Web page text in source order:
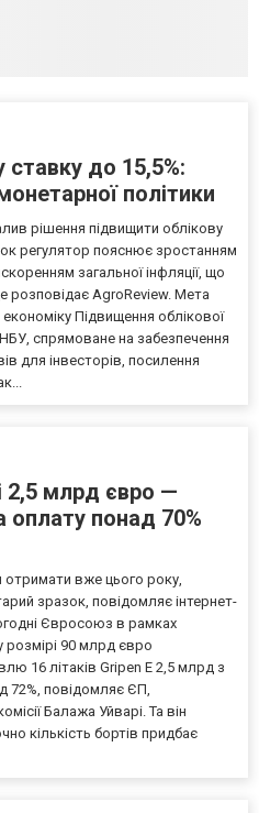
ставку до 15,5%:
політики
рішення підвищити облікову
регулятор пояснює зростанням
загальної інфляції, що
розповідає AgroReview. Мета
Підвищення облікової
спрямоване на забезпечення
для інвесторів, посилення
2,5 млрд євро —
оплату понад 70%
отримати вже цього року,
зразок, повідомляє інтернет-
Євросоюз в рамках
розмірі 90 млрд євро
16 літаків Gripen Е 2,5 млрд з
72%, повідомляє ЄП,
Балажа Уйварі. Та він
кількість бортів придбає